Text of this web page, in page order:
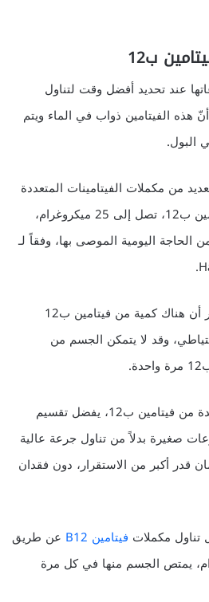
ب12
عند تحديد أفضل وقت لتناول
ذلك، أنّ هذه الفيتامين ذواب في الماء ويتم
البول.
من مكملات الفيتامينات المتعددة
على جرعات عالية من فيتامين ب12، تصل إلى 25 ميكروغرام،
تعادل 400% من الحاجة اليومية الموصى بها، وفقاً لـ
كما ينبغي الأخذ بعين الاعتبار أن هناك كمية من فيتامين ب12
وقد لا يتمكن الجسم من
ولتفادي طرح الكميات الزائدة من فيتامين ب12، يفضل تقسيم
صغيرة بدلاً من تناول جرعة عالية
قدر أكبر من الاستقرار، دون فقدان
مكملات فيتامين B12
عن طريق
ميكروغرام، يمتص الجسم منها في كل مرة